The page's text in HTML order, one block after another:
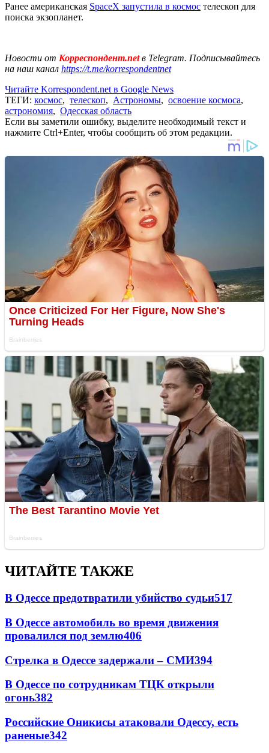
Ранее американская SpaceX запустила в космос телескоп для
поиска экзопланет.
Новости от Корреспондент.netв Telegram. Подписывайтесь
на наш канал https://t.me/korrespondentnet
Читайте Korrespondent.net в Google News
ТЕГИ: космос, телескоп, Астрономы, освоение космоса,
астрономия, Одесская область
Если вы заметили ошибку, выделите необходимый текст и
нажмите Ctrl+Enter, чтобы сообщить об этом редакции.
ЧИТАЙТЕ ТАКЖЕ
В Одессе предотвратили убийство судьи517
В Одессе автомобиль во время движения
провалился под землю406
Стрелка в Одессе задержали – СМИ394
В Одессе по сотрудникам ТЦК открыли
огонь382
Российские Оникисы атаковали Одессу, есть
раненые342